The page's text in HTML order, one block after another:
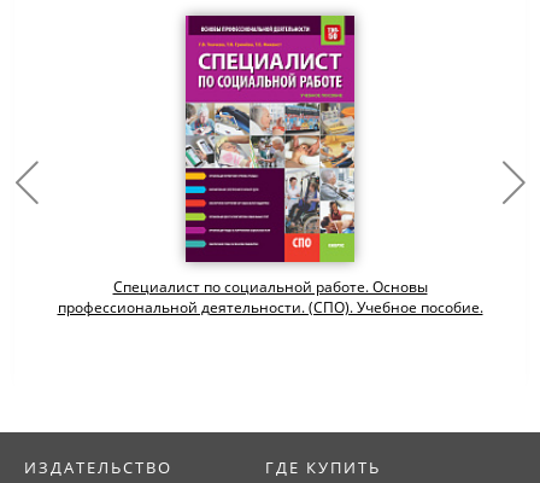
Специалист по социальной работе. Основы
профессиональной деятельности. (СПО). Учебное пособие.
ИЗДАТЕЛЬСТВО ГДЕ КУПИТЬ